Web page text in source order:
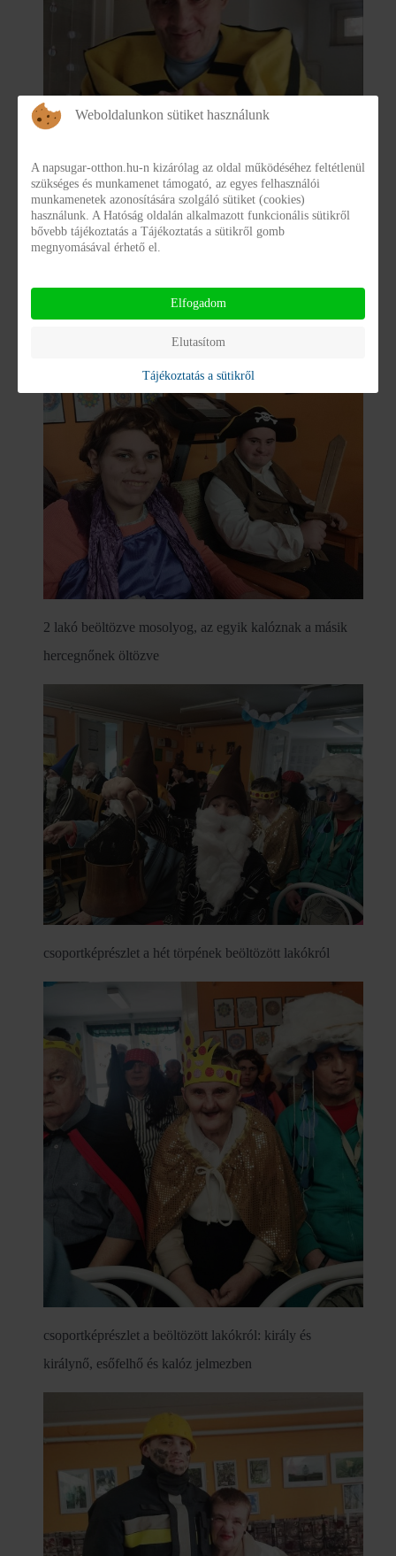
méhecskének öltözött férfi lakó
2 lakó beöltözve mosolyog, az egyik kalóznak a másik
hercegnőnek öltözve
csoportképrészlet a hét törpének beöltözött lakókról
csoportképrészlet a beöltözött lakókról: király és
királynő, esőfelhő és kalóz jelmezben
Weboldalunkon sütiket használunk
A napsugar-otthon.hu-n kizárólag az oldal működéséhez feltétlenül
szükséges és munkamenet támogató, az egyes felhasználói
munkamenetek azonosítására szolgáló sütiket (cookies)
használunk. A Hatóság oldalán alkalmazott funkcionális sütikről
bővebb tájékoztatás a Tájékoztatás a sütikről gomb
megnyomásával érhető el.
Elfogadom
Elutasítom
Tájékoztatás a sütikről